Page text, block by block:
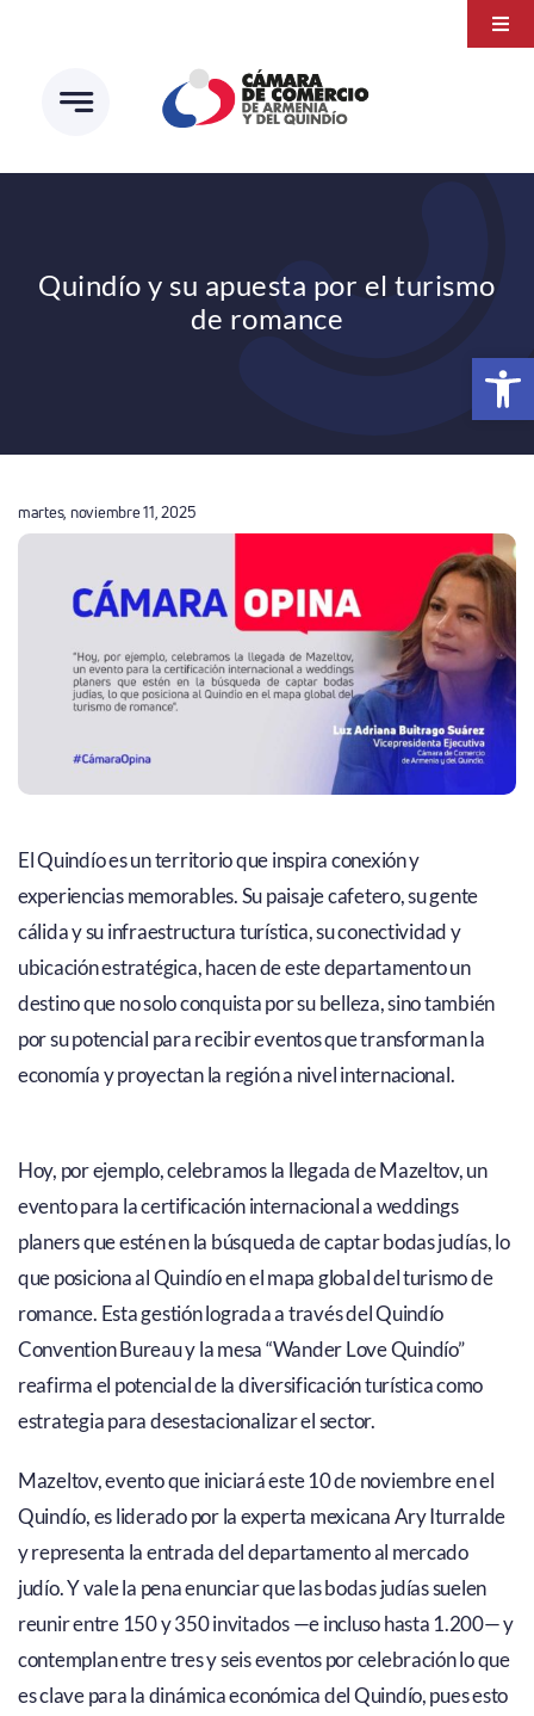
Abrir
contenido
Quindío y su apuesta por el turismo
de romance
martes, noviembre 11, 2025
El Quindío es un territorio que inspira conexión y
experiencias memorables. Su paisaje cafetero, su gente
cálida y su infraestructura turística, su conectividad y
ubicación estratégica, hacen de este departamento un
destino que no solo conquista por su belleza, sino también
por su potencial para recibir eventos que transforman la
economía y proyectan la región a nivel internacional.
Hoy, por ejemplo, celebramos la llegada de Mazeltov, un
evento para la certificación internacional a weddings
planers que estén en la búsqueda de captar bodas judías, lo
que posiciona al Quindío en el mapa global del turismo de
romance. Esta gestión lograda a través del Quindío
Convention Bureau y la mesa “Wander Love Quindío”
reafirma el potencial de la diversificación turística como
estrategia para desestacionalizar el sector.
Mazeltov, evento que iniciará este 10 de noviembre en el
Quindío, es liderado por la experta mexicana Ary Iturralde
y representa la entrada del departamento al mercado
judío. Y vale la pena enunciar que las bodas judías suelen
reunir entre 150 y 350 invitados —e incluso hasta 1.200— y
contemplan entre tres y seis eventos por celebración lo que
es clave para la dinámica económica del Quindío, pues esto